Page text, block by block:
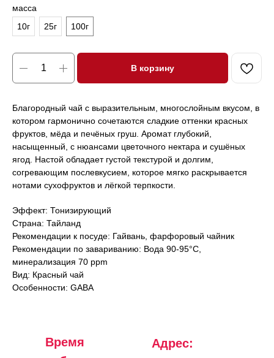
масса
10г
25г 100г
В корзину
Благородный чай с выразительным, многослойным вкусом, в
котором гармонично сочетаются сладкие оттенки красных
фруктов, мёда и печёных груш. Аромат глубокий,
насыщенный, с нюансами цветочного нектара и сушёных
ягод. Настой обладает густой текстурой и долгим,
согревающим послевкусием, которое мягко раскрывается
нотами сухофруктов и лёгкой терпкости.
Эффект: Тонизирующий
Страна: Тайланд
Рекомендации к посуде: Гайвань, фарфоровый чайник
Рекомендации по завариванию: Вода 90-95°C,
минерализация 70 ppm
Вид: Красный чай
Особенности: GABA
Адрес:
Время